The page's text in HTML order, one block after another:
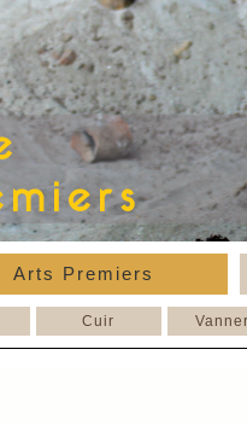
Arts Premiers
Cuir